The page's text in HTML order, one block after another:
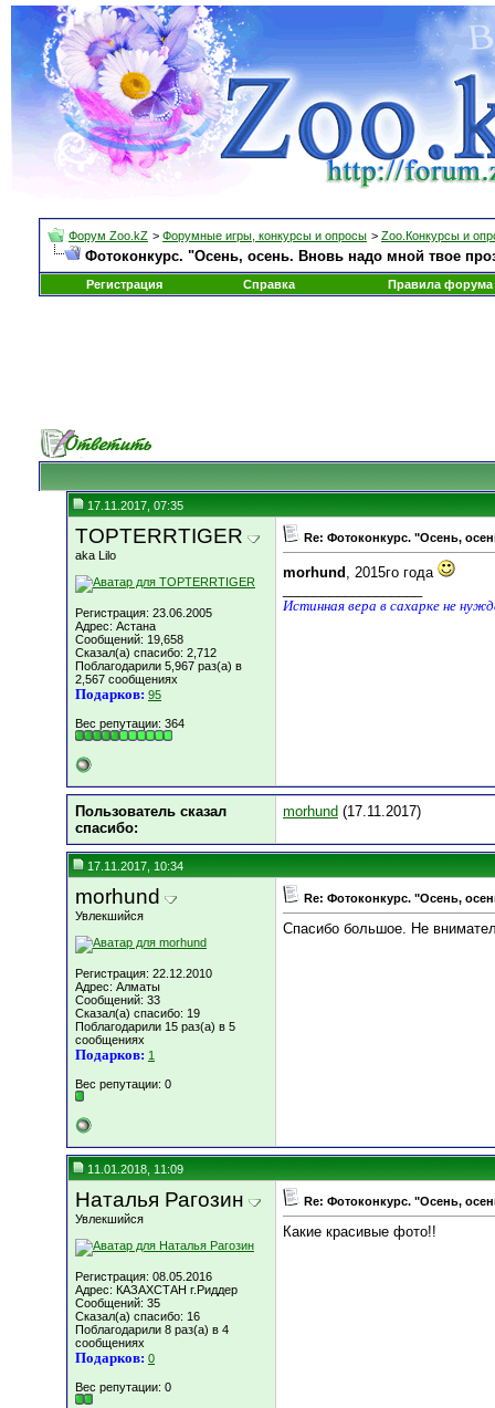
Форум Zoo.kZ > Форумные игры, конкурсы и опросы > Zoo.Конкурсы и
Фотоконкурс. "Осень, осень. Вновь надо мной твое
Регистрация Справка Правила форума
17.11.2017, 07:35
TOPTERRTIGER
aka Lilo
Регистрация: 23.06.2005
Адрес: Астана
Сообщений: 19,658
Сказал(а) спасибо: 2,712
Поблагодарили 5,967 раз(а) в
2,567 сообщениях
Подарков: 95
Вес репутации: 364
Re: Фотоконкурс. "Осень,
morhund , 2015го года
Истинная вера в сахарке не
Пользователь сказал
cпасибо:
morhund (17.11.2017)
17.11.2017, 10:34
morhund
Увлекшийся
Регистрация: 22.12.2010
Адрес: Алматы
Сообщений: 33
Сказал(а) спасибо: 19
Поблагодарили 15 раз(а) в 5
сообщениях
Подарков: 1
Вес репутации: 0
Re: Фотоконкурс. "Осень,
Спасибо большое. Не
11.01.2018, 11:09
Наталья Рагозин
Увлекшийся
Регистрация: 08.05.2016
Адрес: КАЗАХСТАН г.Риддер
Сообщений: 35
Сказал(а) спасибо: 16
Поблагодарили 8 раз(а) в 4
сообщениях
Подарков: 0
Вес репутации: 0
Re: Фотоконкурс. "Осень,
Какие красивые фото!!